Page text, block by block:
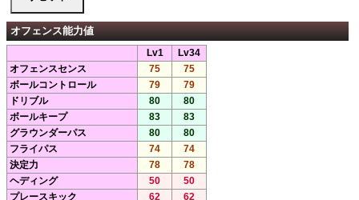
オフェンス能力値
Lv1
Lv34
オフェンスセンス
75
75
ボールコントロール
79
79
ドリブル
80
80
ボールキープ
83
83
グラウンダーパス
80
80
フライパス
74
74
決定力
78
78
ヘディング
50
50
プレースキック
62
62